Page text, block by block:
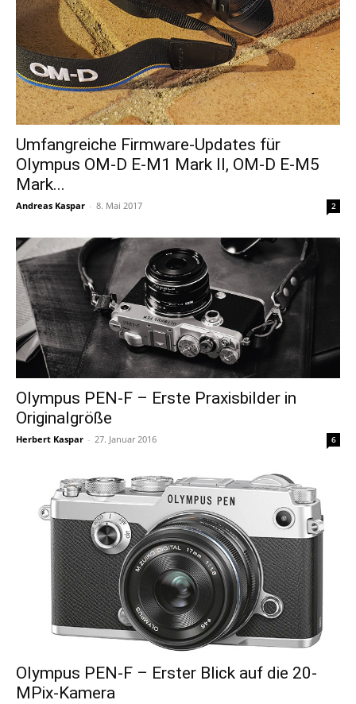
Umfangreiche Firmware-Updates für
Olympus OM-D E-M1 Mark II, OM-D E-M5
Mark...
Andreas Kaspar - 8. Mai 2017 2
Olympus PEN-F – Erste Praxisbilder in
Originalgröße
Herbert Kaspar - 27. Januar 2016 6
Olympus PEN-F – Erster Blick auf die 20-
MPix-Kamera